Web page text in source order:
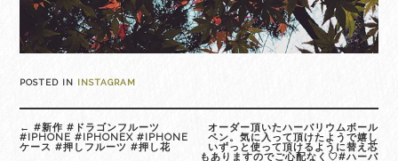
POSTED IN INSTAGRAM
Post
navigation
← #新作 #ドラゴンフルーツ
#IPHONE #IPHONEX #IPHONE
ケース #押しフルーツ #押し花
オーダー頂いたハーバリウムボール
ペン。気に入って頂けたようで嬉し
いずっと使って頂けるように替え芯
もありますのでご心配なく♡#ハーバ